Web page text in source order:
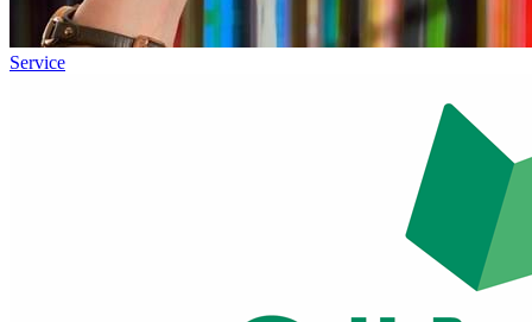
Service